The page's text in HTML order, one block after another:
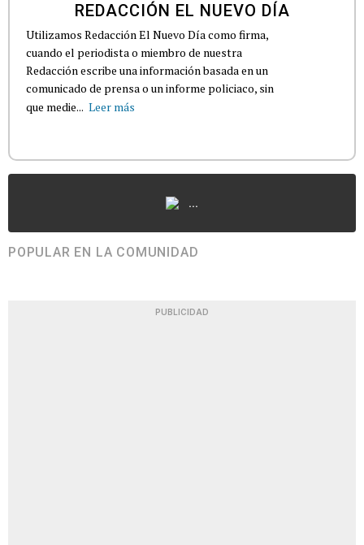
REDACCIÓN EL NUEVO DÍA
Utilizamos Redacción El Nuevo Día como firma,
cuando el periodista o miembro de nuestra
Redacción escribe una información basada en un
comunicado de prensa o un informe policiaco, sin
que medie... Leer más
...
POPULAR EN LA COMUNIDAD
PUBLICIDAD